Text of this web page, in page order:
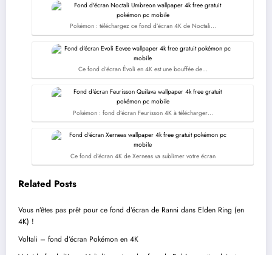
Pokémon : téléchargez ce fond d’écran 4K de Noctali…
Ce fond d’écran Évoli en 4K est une bouffée de…
Pokémon : fond d’écran Feurisson 4K à télécharger…
Ce fond d’écran 4K de Xerneas va sublimer votre écran
Related Posts
Vous n’êtes pas prêt pour ce fond d’écran de Ranni dans Elden Ring (en
4K) !
Voltali – fond d’écran Pokémon en 4K